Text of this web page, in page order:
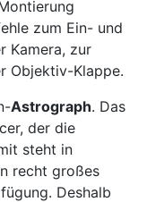
zum Ein- und
Kamera, zur
Objektiv-Klappe.
Astrograph. Das
der die
steht in
recht großes
Deshalb